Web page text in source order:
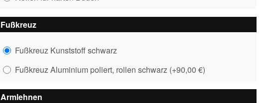
Fußkreuz
Fußkreuz Kunststoff schwarz
Fußkreuz Aluminium poliert, rollen schwarz (+90,00 €)
Armlehnen